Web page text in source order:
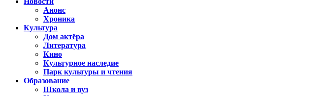
Анонс
Хроника
Культура
Дом актёра
Литература
Кино
Культурное наследие
Парк культуры и чтения
Образование
Школа и вуз